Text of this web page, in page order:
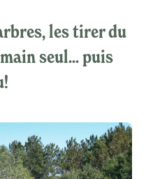
les tirer du
seul... puis